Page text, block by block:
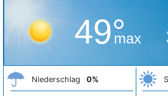
49°
max
Niederschlag 0%